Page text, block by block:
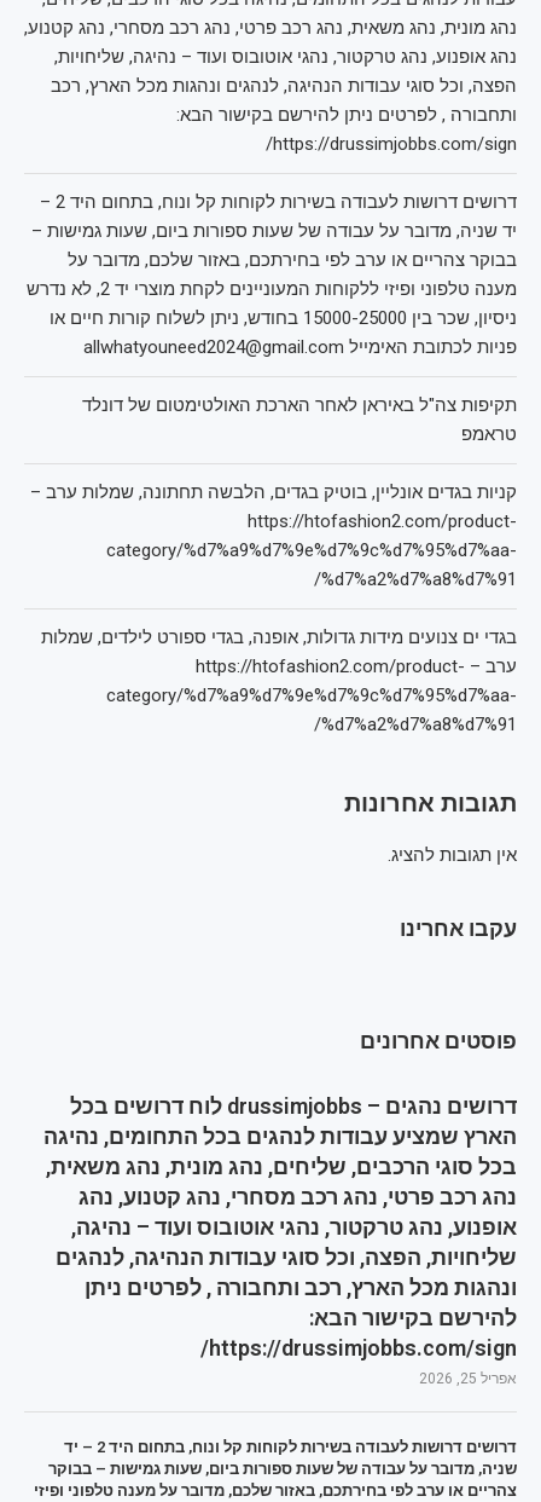
נהג מונית, נהג משאית, נהג רכב פרטי, נהג רכב מסחרי, נהג קטנוע,
נהג אופנוע, נהג טרקטור, נהגי אוטובוס ועוד – נהיגה, שליחויות,
הפצה, וכל סוגי עבודות הנהיגה, לנהגים ונהגות מכל הארץ, רכב
ותחבורה , לפרטים ניתן להירשם בקישור הבא:
https://drussimjobbs.com/sign/
דרושים דרושות לעבודה בשירות לקוחות קל ונוח, בתחום היד 2 –
יד שניה, מדובר על עבודה של שעות ספורות ביום, שעות גמישות –
בבוקר צהריים או ערב לפי בחירתכם, באזור שלכם, מדובר על
מענה טלפוני ופיזי ללקוחות המעוניינים לקחת מוצרי יד 2, לא נדרש
ניסיון, שכר בין 15000-25000 בחודש, ניתן לשלוח קורות חיים או
פניות לכתובת האימייל allwhatyouneed2024@gmail.com
תקיפות צה"ל באיראן לאחר הארכת האולטימטום של דונלד
טראמפ
קניות בגדים אונליין, בוטיק בגדים, הלבשה תחתונה, שמלות ערב –
https://htofashion2.com/product-
category/%d7%a9%d7%9e%d7%9c%d7%95%d7%aa-
%d7%a2%d7%a8%d7%91/
בגדי ים צנועים מידות גדולות, אופנה, בגדי ספורט לילדים, שמלות
ערב – https://htofashion2.com/product-
category/%d7%a9%d7%9e%d7%9c%d7%95%d7%aa-
%d7%a2%d7%a8%d7%91/
תגובות אחרונות
אין תגובות להציג.
עקבו אחרינו
פוסטים אחרונים
דרושים נהגים – drussimjobbs לוח דרושים בכל
הארץ שמציע עבודות לנהגים בכל התחומים, נהיגה
בכל סוגי הרכבים, שליחים, נהג מונית, נהג משאית,
נהג רכב פרטי, נהג רכב מסחרי, נהג קטנוע, נהג
אופנוע, נהג טרקטור, נהגי אוטובוס ועוד – נהיגה,
שליחויות, הפצה, וכל סוגי עבודות הנהיגה, לנהגים
ונהגות מכל הארץ, רכב ותחבורה , לפרטים ניתן
להירשם בקישור הבא:
https://drussimjobbs.com/sign/
אפריל 25, 2026
דרושים דרושות לעבודה בשירות לקוחות קל ונוח, בתחום היד 2 – יד
שניה, מדובר על עבודה של שעות ספורות ביום, שעות גמישות – בבוקר
צהריים או ערב לפי בחירתכם, באזור שלכם, מדובר על מענה טלפוני ופיזי